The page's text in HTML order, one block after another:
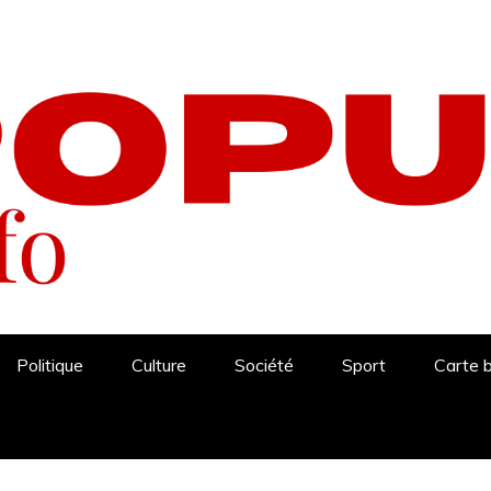
Politique Culture Société Sport Carte